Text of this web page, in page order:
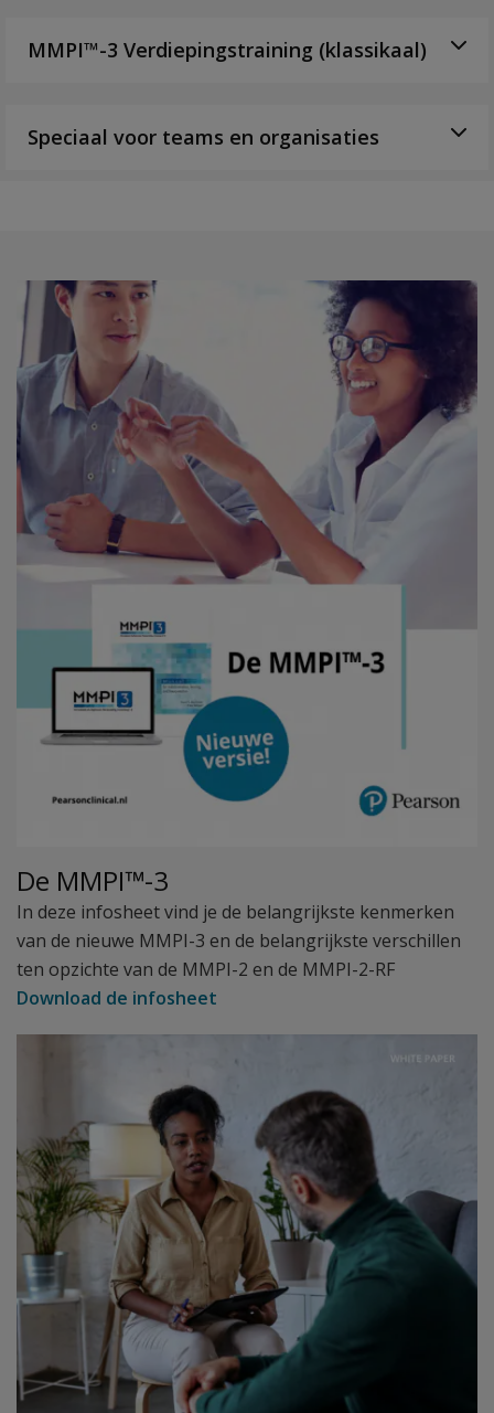
MMPI™-3 Verdiepingstraining (klassikaal)
Speciaal voor teams en organisaties
De MMPI™-3
In deze infosheet vind je de belangrijkste kenmerken
van de nieuwe MMPI-3 en de belangrijkste verschillen
ten opzichte van de MMPI-2 en de MMPI-2-RF
Download de infosheet